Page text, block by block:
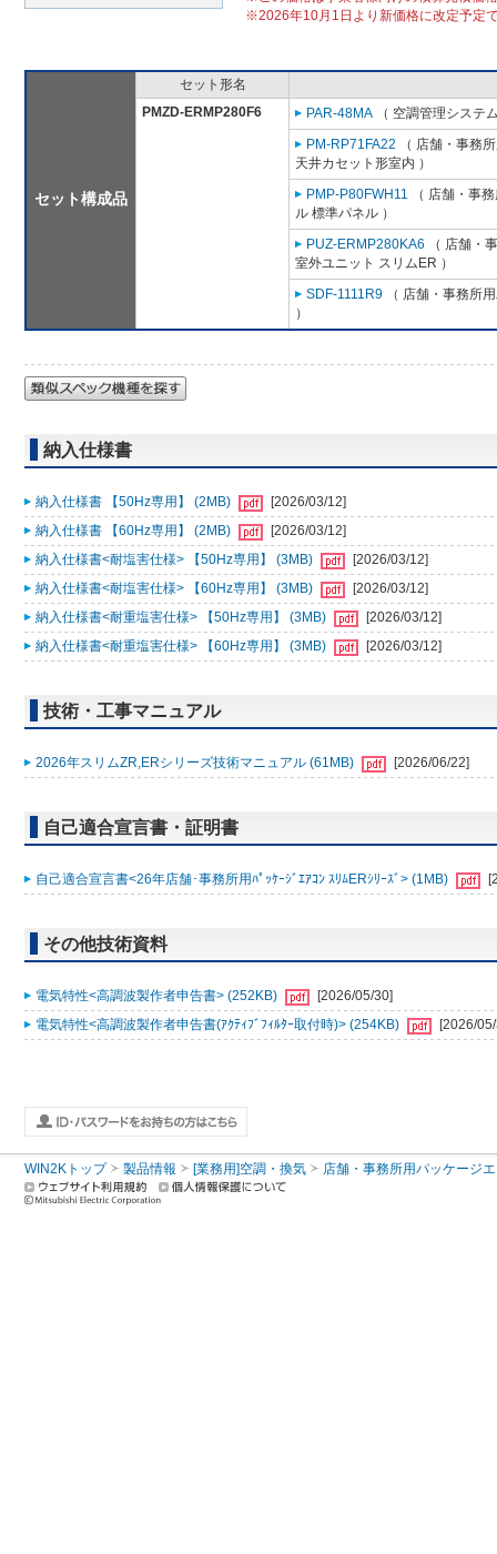
※2026年10月1日より新価格に改定予定
セット構成品
セット形名
PMZD-ERMP280F6
PAR-48MA （ 空調管理システ
PM-RP71FA22 （ 店舗・事務
天井カセット形室内 ）
PMP-P80FWH11 （ 店舗・事
ル 標準パネル ）
PUZ-ERMP280KA6 （ 店舗・
室外ユニット スリムER ）
SDF-1111R9 （ 店舗・事務所
）
納入仕様書
納入仕様書 【50Hz専用】 (2MB)
[2026/03/12]
納入仕様書 【60Hz専用】 (2MB)
[2026/03/12]
納入仕様書<耐塩害仕様> 【50Hz専用】 (3MB)
[2026/03/12]
納入仕様書<耐塩害仕様> 【60Hz専用】 (3MB)
[2026/03/12]
納入仕様書<耐重塩害仕様> 【50Hz専用】 (3MB)
[2026/03/12]
納入仕様書<耐重塩害仕様> 【60Hz専用】 (3MB)
[2026/03/12]
技術・工事マニュアル
2026年スリムZR,ERシリーズ技術マニュアル (61MB) [2026/06/22]
自己適合宣言書・証明書
自己適合宣言書<26年店舗･事務所用ﾊﾟｯｹｰｼﾞｴｱｺﾝ ｽﾘﾑERｼﾘｰｽﾞ> (1MB)
その他技術資料
電気特性<高調波製作者申告書> (252KB)
[2026/05/30]
電気特性<高調波製作者申告書(ｱｸﾃｨﾌﾞﾌｨﾙﾀｰ取付時)> (254KB)
[2026/
WIN2Kトップ 製品情報 [業務用]空調・換気 店舗・事務所用パッケージ